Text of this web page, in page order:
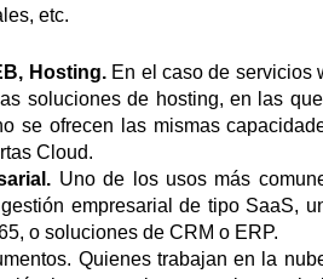
etc.
Hosting. En el caso de servicios
soluciones de hosting, en las
se ofrecen las mismas
Cloud.
Uno de los usos más
empresarial de tipo SaaS,
, o soluciones de CRM o ERP.
Quienes trabajan en la